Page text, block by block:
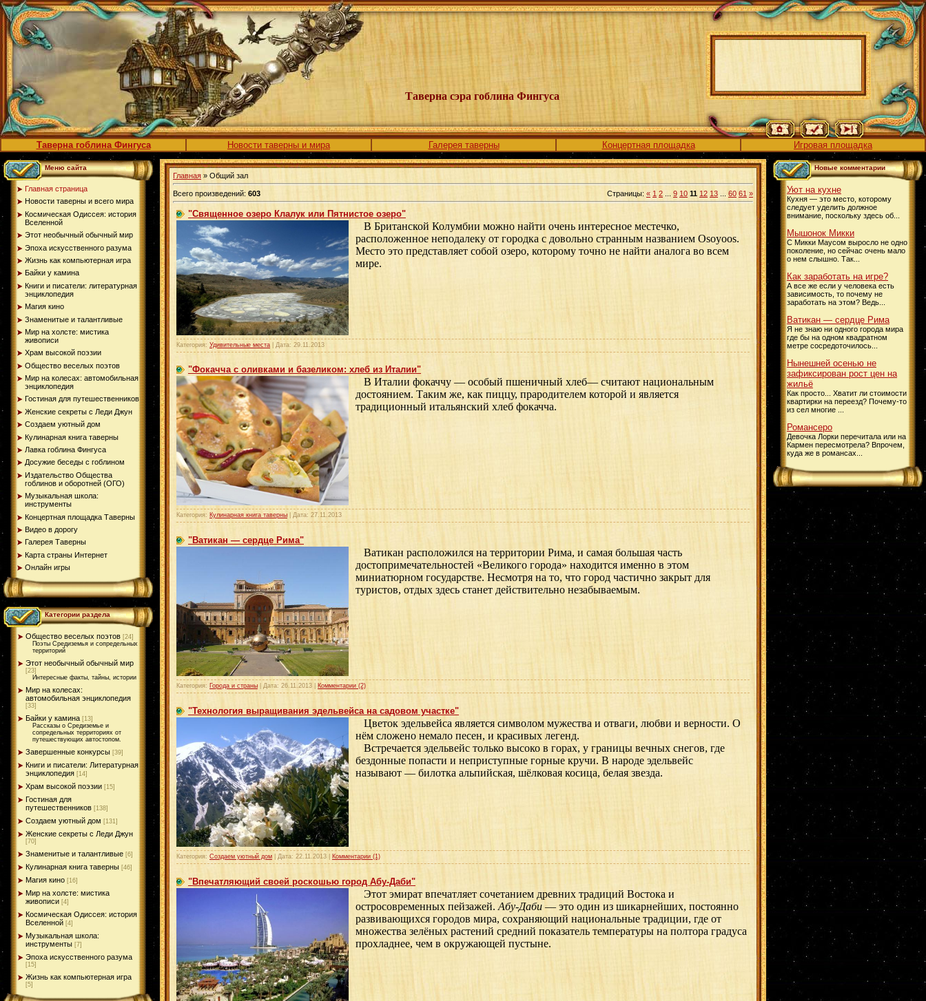
Таверна сэра гоблина Фингуса
Таверна гоблина Фингуса Новости таверны и мира Галерея таверны Концертная площадка Игровая площадка
Меню сайта
Главная страница
Новости таверны и всего мира
Космическая Одиссея: история
Вселенной
Этот необычный обычный мир
Эпоха искусственного разума
Жизнь как компьютерная игра
Байки у камина
Книги и писатели: литературная
энциклопедия
Магия кино
Знаменитые и талантливые
Мир на холсте: мистика
живописи
Храм высокой поэзии
Общество веселых поэтов
Мир на колесах: автомобильная
энциклопедия
Гостиная для путешественников
Женские секреты с Леди Джун
Создаем уютный дом
Кулинарная книга таверны
Лавка гоблина Фингуса
Досужие беседы с гоблином
Издательство Общества
гоблинов и оборотней (ОГО)
Музыкальная школа:
инструменты
Концертная площадка Таверны
Видео в дорогу
Галерея Таверны
Карта страны Интернет
Онлайн игры
Категории раздела
Общество веселых поэтов [24]
Поэты Средиземья и сопредельных
территорий
Этот необычный обычный мир
[23]
Интересные факты, тайны, истории
Мир на колесах:
автомобильная энциклопедия
[33]
Байки у камина [13]
Рассказы о Средиземье и
сопредельных территориях от
путешествующих автостопом.
Завершенные конкурсы [39]
Книги и писатели: Литературная
энциклопедия [14]
Храм высокой поэзии [15]
Гостиная для
путешественников [138]
Создаем уютный дом [131]
Женские секреты с Леди Джун
[70]
Знаменитые и талантливые [6]
Кулинарная книга таверны [46]
Магия кино [16]
Мир на холсте: мистика
живописи [4]
Космическая Одиссея: история
Вселенной [4]
Музыкальная школа:
инструменты [7]
Эпоха искусственного разума
[15]
Жизнь как компьютерная игра
[5]
Главная » Общий зал
Всего произведений: 603 Страницы: « 1 2 9 10 11 12 13 60 61 »
"Священное озеро Клалук или Пятнистое озеро"
В Британской Колумбии можно найти очень интересное местечко,
расположенное неподалеку от городка с довольно странным названием Osoyoos.
Место это представляет собой озеро, которому точно не найти аналога во всем
мире.
Категория: Удивительные места | Дата: 29.11.2013
"Фокачча с оливками и базеликом: хлеб из Италии"
В Италии фокаччу — особый пшеничный хлеб— считают национальным
достоянием. Таким же, как пиццу, прародителем которой и является
традиционный итальянский хлеб фокачча.
Категория: Кулинарная книга таверны | Дата: 27.11.2013
"Ватикан — сердце Рима"
Ватикан расположился на территории Рима, и самая большая часть
достопримечательностей «Великого города» находится именно в этом
миниатюрном государстве. Несмотря на то, что город частично закрыт для
туристов, отдых здесь станет действительно незабываемым.
Категория: Города и страны | Дата: 26.11.2013 Комментарии (2)
"Технология выращивания эдельвейса на садовом участке"
Цветок эдельвейса является символом мужества и отваги, любви и верности. О
нём сложено немало песен, и красивых легенд.
Встречается эдельвейс только высоко в горах, у границы вечных снегов, где
бездонные попасти и неприступные горные кручи. В народе эдельвейс
называют — билотка альпийская, шёлковая косица, белая звезда.
Категория: Создаем уютный дом | Дата: 22.11.2013 Комментарии (1)
"Впечатляющий своей роскошью город Абу-Даби"
Этот эмират впечатляет сочетанием древних традиций Востока и
остросовременных пейзажей. Абу-Даби— это один из шикарнейших, постоянно
развивающихся городов мира, сохраняющий национальные традиции, где от
множества зелёных растений средний показатель температуры на полтора градуса
прохладнее, чем в окружающей пустыне.
Новые комментарии
Уют на кухне
Кухня — это место, которому
следует уделить должное
внимание, поскольку здесь об...
Мышонок Микки
С Микки Маусом выросло не одно
поколение, но сейчас очень мало
о нем слышно. Так...
Как заработать на игре?
А все же если у человека есть
зависимость, то почему не
заработать на этом? Ведь...
Ватикан — сердце Рима
Я не знаю ни одного города мира
где бы на одном квадратном
метре сосредоточилось...
Нынешней осенью не
зафиксирован рост цен на
жильё
Как просто... Хватит ли стоимости
квартирки на переезд? Почему-то
из сел многие ...
Романсеро
Девочка Лорки перечитала или на
Кармен пересмотрела? Впрочем,
куда же в романсах...